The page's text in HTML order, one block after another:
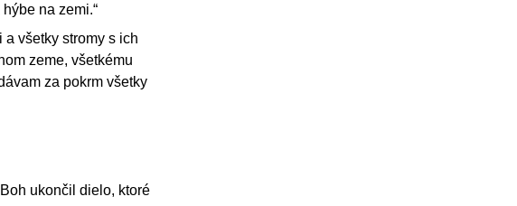
na zemi.“
a všetky stromy s ich
zeme, všetkému
za pokrm všetky
ukončil dielo, ktoré